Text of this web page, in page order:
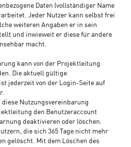
Daten (vollständiger Name
Jeder Nutzer kann selbst frei
weiteren Angaben er in sein
und inwieweit er diese für andere
macht.
kann von der Projektleitung
Die aktuell gültige
jederzeit von der Login-Seite auf
diese Nutzungsvereinbarung
den Benutzeraccount
deaktivieren oder löschen.
die sich 365 Tage nicht mehr
gelöscht. Mit dem Löschen des